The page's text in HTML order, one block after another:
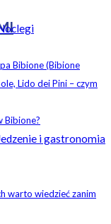
Bibione (Bibione
Lido dei Pini – czym
Bibione?
i gastronomia
warto wiedzieć zanim